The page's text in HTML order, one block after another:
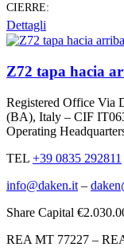
CIERRE:
Dettagli
Z72 tapa hacia
Registered Office Via
(BA), Italy – CIF
Operating
TEL +39 0835 292811
info@daken.it –
Share Capital
REA MT 77227 –